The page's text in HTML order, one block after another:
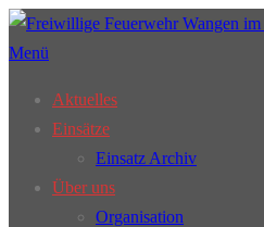
Zum
Inhalt
Menü
Aktuelles
Einsätze
Einsatz Archiv
Über uns
Organisation